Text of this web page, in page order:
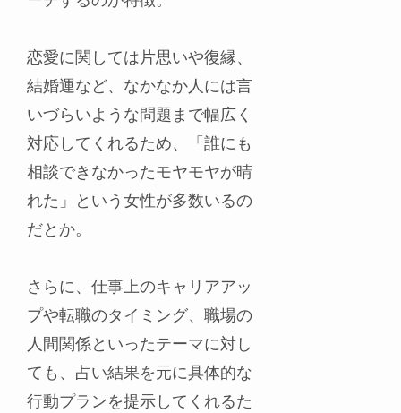
恋愛に関しては片思いや復縁、
結婚運など、なかなか人には言
いづらいような問題まで幅広く
対応してくれるため、「誰にも
相談できなかったモヤモヤが晴
れた」という女性が多数いるの
だとか。
さらに、仕事上のキャリアアッ
プや転職のタイミング、職場の
人間関係といったテーマに対し
ても、占い結果を元に具体的な
行動プランを提示してくれるた